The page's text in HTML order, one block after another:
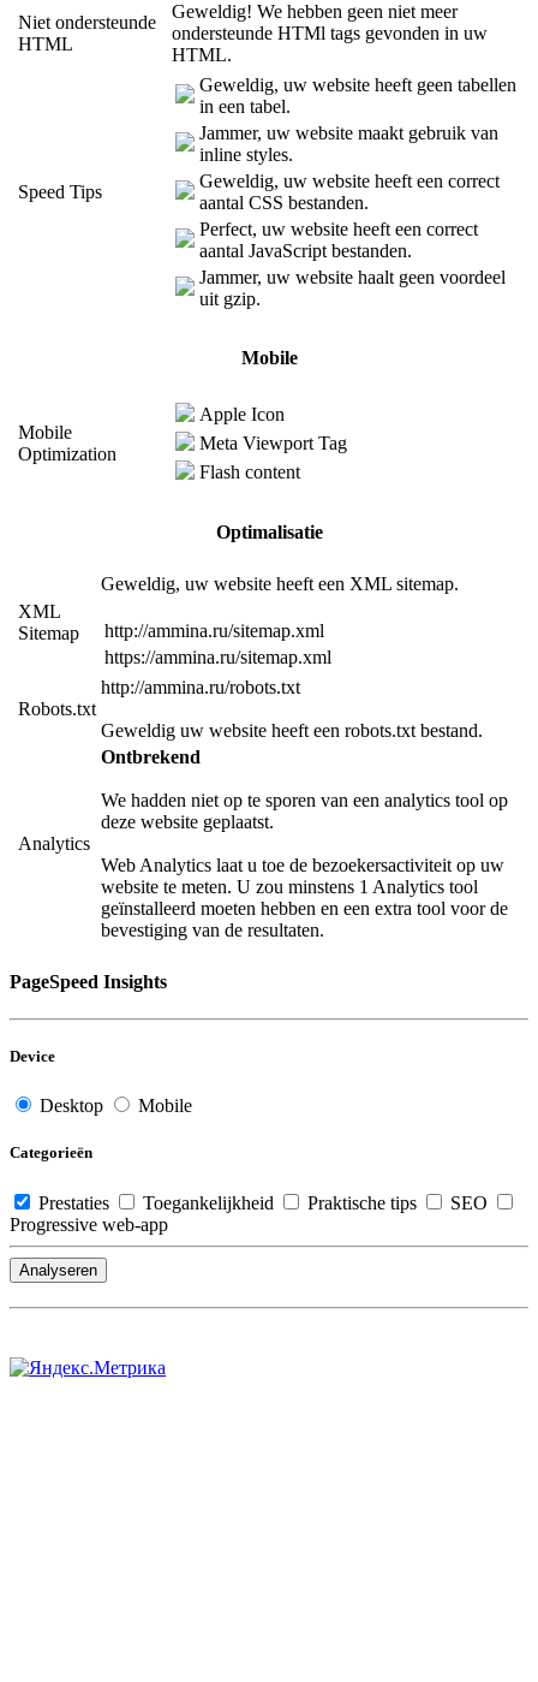
Niet ondersteunde
HTML
Geweldig! We hebben geen niet meer
ondersteunde HTMl tags gevonden in uw
HTML.
Speed Tips
Geweldig, uw website heeft geen tabellen
in een tabel.
Jammer, uw website maakt gebruik van
inline styles.
Geweldig, uw website heeft een correct
aantal CSS bestanden.
Perfect, uw website heeft een correct
aantal JavaScript bestanden.
Jammer, uw website haalt geen voordeel
uit gzip.
Mobile
Mobile
Optimization
Apple Icon
Meta Viewport Tag
Flash content
Optimalisatie
XML
Sitemap
Geweldig, uw website heeft een XML sitemap.
http://ammina.ru/sitemap.xml
https://ammina.ru/sitemap.xml
Robots.txt
http://ammina.ru/robots.txt
Geweldig uw website heeft een robots.txt bestand.
Analytics
Ontbrekend
We hadden niet op te sporen van een analytics tool op
deze website geplaatst.
Web Analytics laat u toe de bezoekersactiviteit op uw
website te meten. U zou minstens 1 Analytics tool
geïnstalleerd moeten hebben en een extra tool voor de
bevestiging van de resultaten.
PageSpeed Insights
Device
Desktop Mobile
Categorieën
Prestaties Toegankelijkheid Praktische tips
SEO
Progressive web-app
Analyseren